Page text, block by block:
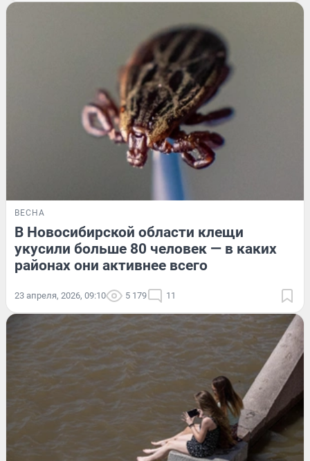
ВЕСНА
В Новосибирской области клещи
укусили больше 80 человек — в каких
районах они активнее всего
23 апреля, 2026, 09:10 5 179 11